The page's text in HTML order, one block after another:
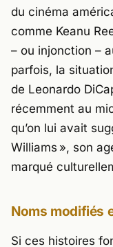
du cinéma
comme Keanu
– ou injonction –
parfois, la
de Leonardo
récemment au
qu’on lui avait
Williams », son
marqué
Noms modifiés
Si ces histoires